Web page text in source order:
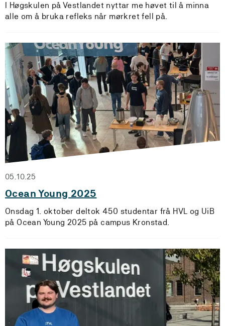
I Høgskulen på Vestlandet nyttar me høvet til å minna
alle om å bruka refleks når mørkret fell på.
05.10.25
Ocean Young 2025
Onsdag 1. oktober deltok 450 studentar frå HVL og UiB
på Ocean Young 2025 på campus Kronstad.